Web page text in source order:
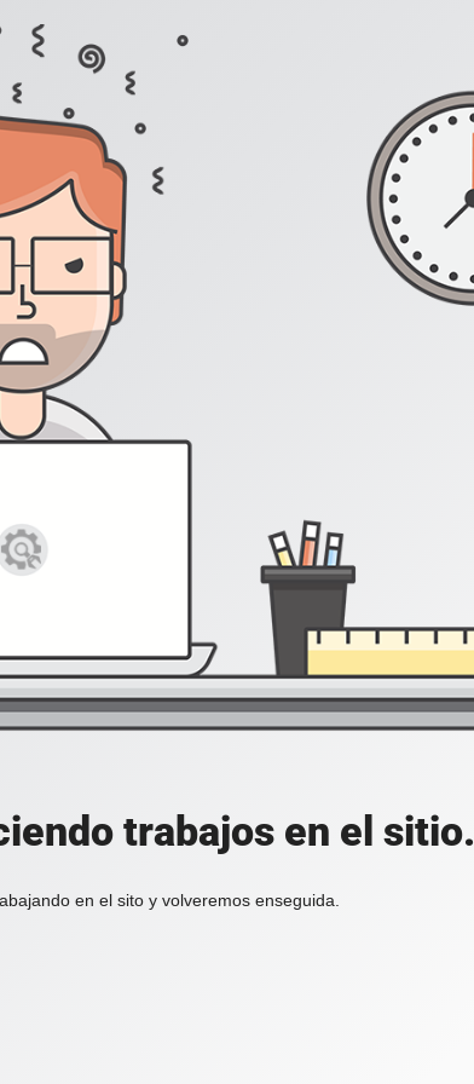
trabajos en el sitio.
en el sito y volveremos enseguida.